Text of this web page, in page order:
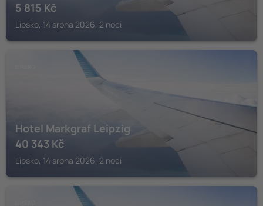
5 815 Kč
Lipsko, 14 srpna 2026, 2 noci
Hotel Markgraf Leipzig
40 343 Kč
Lipsko, 14 srpna 2026, 2 noci